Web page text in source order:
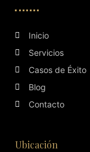
Inicio
Servicios
Casos de Éxito
Blog
Contacto
Ubicación